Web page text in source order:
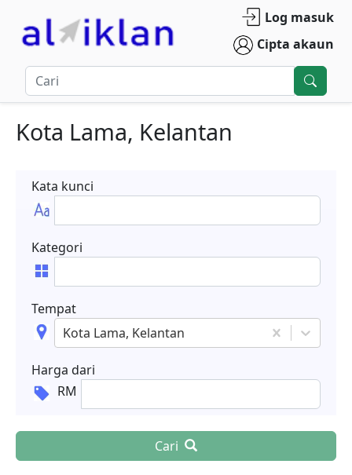
Log masuk
Cipta akaun
Kota Lama, Kelantan
Kata kunci
Kategori
Tempat
Kota Lama, Kelantan
Harga dari
RM
Cari